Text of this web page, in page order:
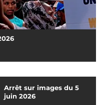
Arrêt sur images du 5
juin 2026